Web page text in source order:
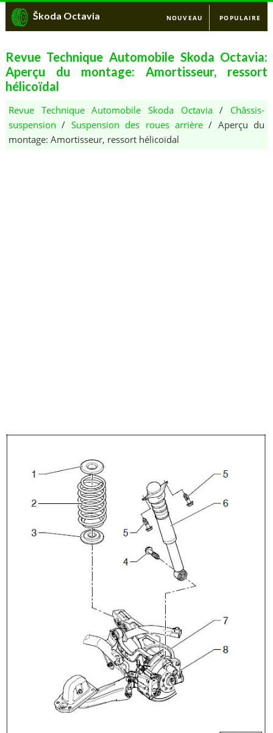
Škoda Octavia NOUVEAU POPULAIRE
Revue Technique Automobile Skoda Octavia:
Aperçu du montage: Amortisseur, ressort
hélicoïdal
Revue Technique Automobile Skoda Octavia/ Châssis-
suspension / Suspension des roues arrière/ Aperçu du
montage: Amortisseur, ressort hélicoïdal